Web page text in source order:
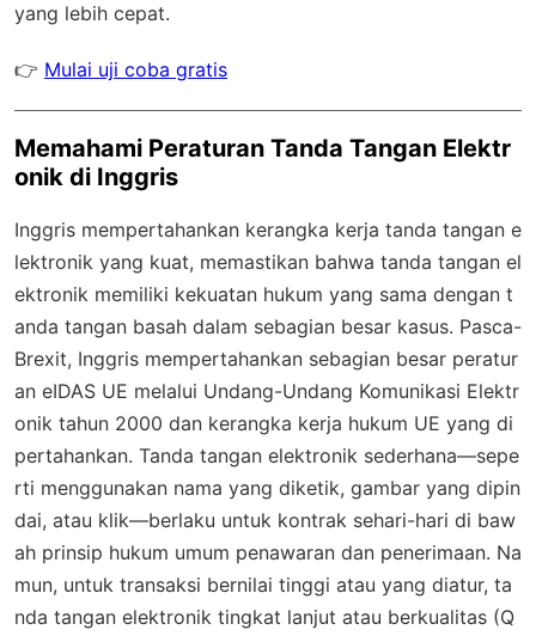
yang lebih cepat.
👉 Mulai uji coba gratis
Memahami Peraturan Tanda Tangan Elektr
onik di Inggris
Inggris mempertahankan kerangka kerja tanda tangan e
lektronik yang kuat, memastikan bahwa tanda tangan el
ektronik memiliki kekuatan hukum yang sama dengan t
anda tangan basah dalam sebagian besar kasus. Pasca-
Brexit, Inggris mempertahankan sebagian besar peratur
an eIDAS UE melalui Undang-Undang Komunikasi Elektr
onik tahun 2000 dan kerangka kerja hukum UE yang di
pertahankan. Tanda tangan elektronik sederhana—sepe
rti menggunakan nama yang diketik, gambar yang dipin
dai, atau klik—berlaku untuk kontrak sehari-hari di baw
ah prinsip hukum umum penawaran dan penerimaan. Na
mun, untuk transaksi bernilai tinggi atau yang diatur, ta
nda tangan elektronik tingkat lanjut atau berkualitas (Q